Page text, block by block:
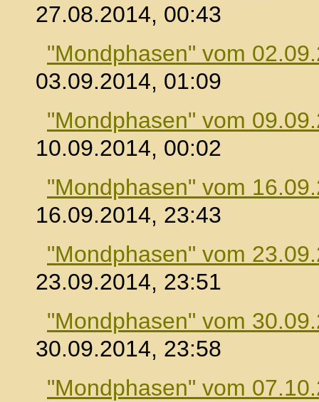
27.08.2014, 00:43
"Mondphasen" vom
03.09.2014, 01:09
"Mondphasen" vom
10.09.2014, 00:02
"Mondphasen" vom
16.09.2014, 23:43
"Mondphasen" vom
23.09.2014, 23:51
"Mondphasen" vom
30.09.2014, 23:58
"Mondphasen" vom